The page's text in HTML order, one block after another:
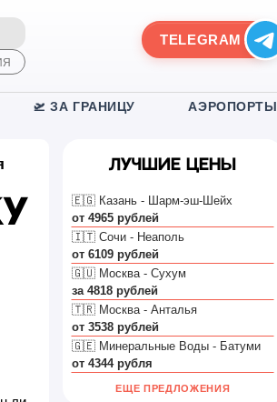
TELEGRAM
🛫 ЗА ГРАНИЦУ АЭРОПОРТЫ
Лучшие цены
🇪🇬 Казань - Шарм-эш-Шейх
от 4965 рублей
🇮🇹 Сочи - Неаполь
от 6109 рублей
🇬🇺 Москва - Сухум
за 4818 рублей
🇹🇷 Москва - Анталья
от 3538 рублей
🇬🇪 Минеральные Воды - Батуми
от 4344 рубля
ЕЩЕ ПРЕДЛОЖЕНИЯ